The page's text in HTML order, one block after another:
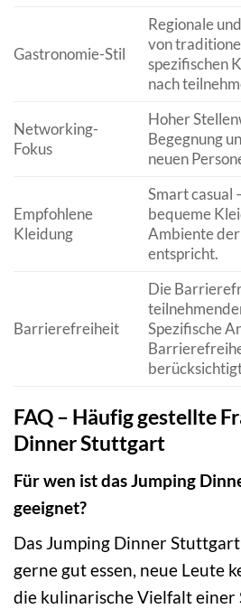
Gastronomie-Stil
Regionale
von
spezifischen
nach
Networking-
Fokus
Hoher
Begegnung
neuen
Empfohlene
Kleidung
Smart casual
bequeme
Ambiente
entspricht.
Barrierefreiheit
Die
Spezifische
FAQ – Häufig gestellte
Dinner Stuttgart
Für wen ist das Jumping
geeignet?
Das Jumping Dinner
gerne gut essen, neue Leute
die kulinarische Vielfalt einer